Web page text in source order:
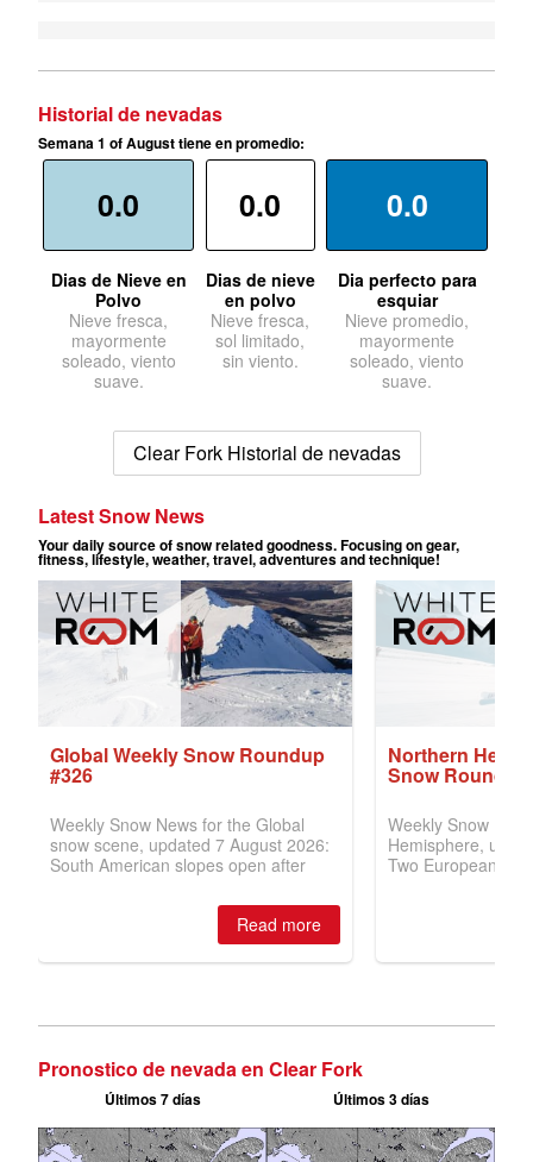
Historial de nevadas
Semana 1 of August tiene en promedio:
0.0
Dias de Nieve en
Polvo
Nieve fresca,
mayormente
soleado, viento
suave.
0.0
Dias de nieve
en polvo
Nieve fresca,
sol limitado,
sin viento.
0.0
Dia perfecto para
esquiar
Nieve promedio,
mayormente
soleado, viento
suave.
Clear Fork Historial de nevadas
Pronostico de nevada en Clear Fork
Últimos 7 días Últimos 3 días